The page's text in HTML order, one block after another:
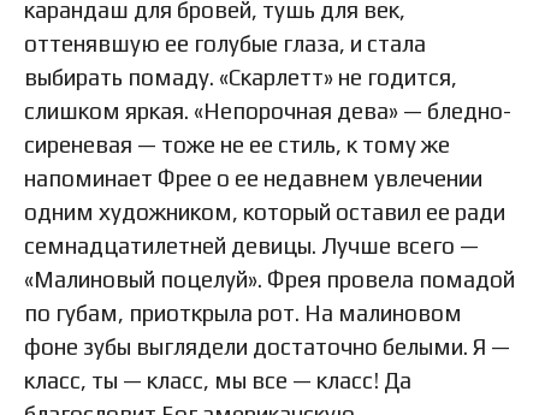
карандаш для бровей, тушь для век,
оттенявшую ее голубые глаза, и стала
выбирать помаду. «Скарлетт» не годится,
слишком яркая. «Непорочная дева» — бледно-
сиреневая — тоже не ее стиль, к тому же
напоминает Фрее о ее недавнем увлечении
одним художником, который оставил ее ради
семнадцатилетней девицы. Лучше всего —
«Малиновый поцелуй». Фрея провела помадой
по губам, приоткрыла рот. На малиновом
фоне зубы выглядели достаточно белыми. Я —
класс, ты — класс, мы все — класс! Да